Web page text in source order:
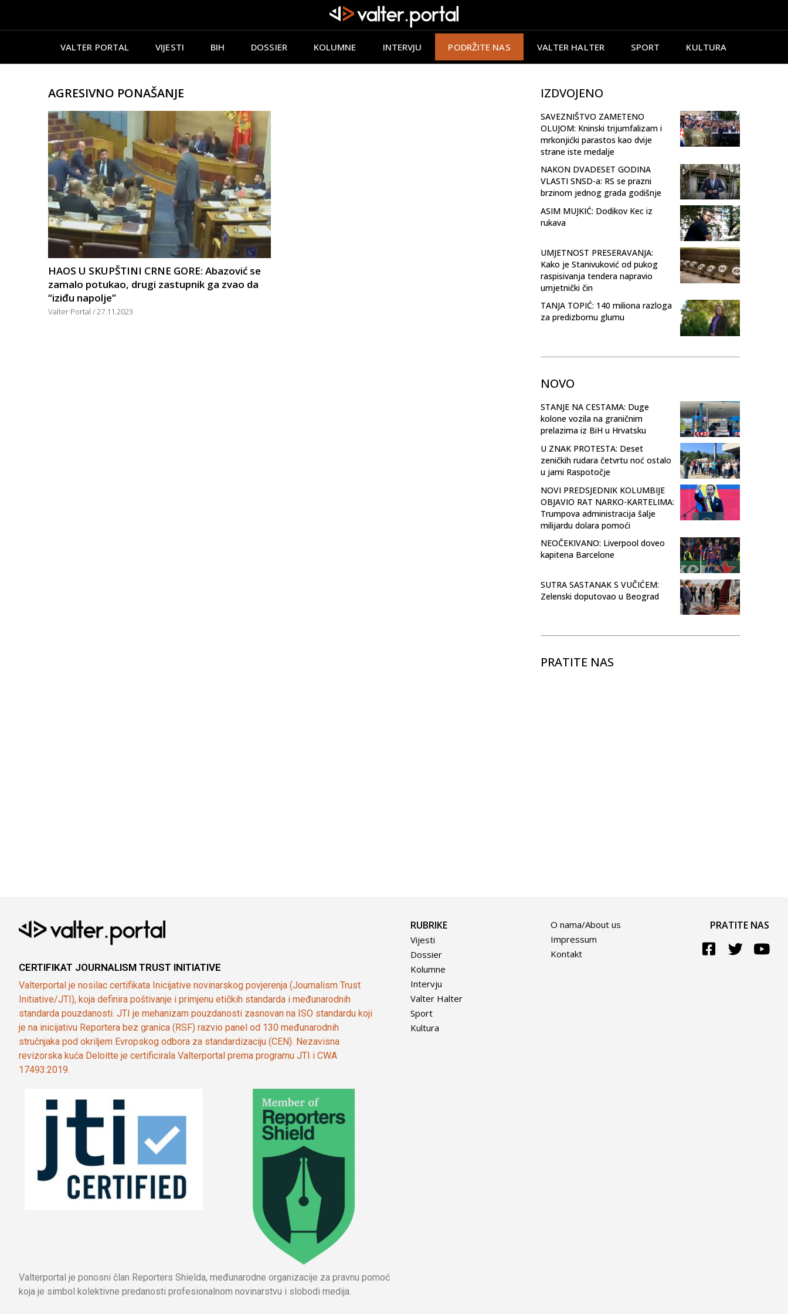
VALTER PORTAL VIJESTI BIH DOSSIER KOLUMNE INTERVJU PODRŽITE NAS VALTER HALTER SPORT KULTURA
AGRESIVNO PONAŠANJE
HAOS U SKUPŠTINI CRNE GORE: Abazović se
zamalo potukao, drugi zastupnik ga zvao da
“iziđu napolje”
Valter Portal 27.11.2023
IZDVOJENO
SAVEZNIŠTVO ZAMETENO
OLUJOM: Kninski trijumfalizam i
mrkonjićki parastos kao dvije
strane iste medalje
NAKON DVADESET GODINA
VLASTI SNSD-a: RS se prazni
brzinom jednog grada godišnje
ASIM MUJKIĆ: Dodikov Kec iz
rukava
UMJETNOST PRESERAVANJA:
Kako je Stanivuković od pukog
raspisivanja tendera napravio
umjetnički čin
TANJA TOPIĆ: 140 miliona razloga
za predizbornu glumu
NOVO
STANJE NA CESTAMA: Duge
kolone vozila na graničnim
prelazima iz BiH u Hrvatsku
U ZNAK PROTESTA: Deset
zeničkih rudara četvrtu noć ostalo
u jami Raspotočje
NOVI PREDSJEDNIK KOLUMBIJE
OBJAVIO RAT NARKO-KARTELIMA:
Trumpova administracija šalje
milijardu dolara pomoći
NEOČEKIVANO: Liverpool doveo
kapitena Barcelone
SUTRA SASTANAK S VUČIĆEM:
Zelenski doputovao u Beograd
PRATITE NAS
CERTIFIKAT JOURNALISM TRUST INITIATIVE
Valterportal je nosilac certifikata Inicijative novinarskog povjerenja (Journalism Trust
Initiative/JTI), koja definira poštivanje i primjenu etičkih standarda i međunarodnih
standarda pouzdanosti. JTI je mehanizam pouzdanosti zasnovan na ISO standardu koji
je na inicijativu Reportera bez granica (RSF) razvio panel od 130 međunarodnih
stručnjaka pod okriljem Evropskog odbora za standardizaciju (CEN). Nezavisna
revizorska kuća Deloitte je certificirala Valterportal prema programu JTI i CWA
17493:2019.
Valterportal je ponosni član Reporters Shielda, međunarodne organizacije za pravnu pomoć
koja je simbol kolektivne predanosti profesionalnom novinarstvu i slobodi medija.
RUBRIKE
Vijesti
Dossier
Kolumne
Intervju
Valter Halter
Sport
Kultura
O nama/About us
Impressum
Kontakt
PRATITE NAS